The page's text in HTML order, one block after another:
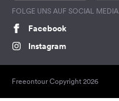
FOLGE UNS AUF SOCIAL MEDIA
Facebook
Instagram
Freeontour Copyright 2026